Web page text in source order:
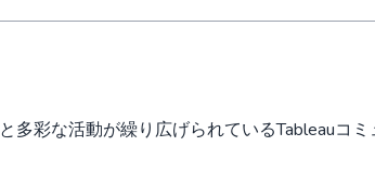
多彩な活動が繰り広げられているTableauコミ